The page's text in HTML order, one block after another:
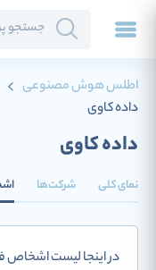
اطلس هوش مصنوعی
داده کاوی
داده کاوی
نمای کلی شرکت‌ها
در اینجا لیست اشخاص